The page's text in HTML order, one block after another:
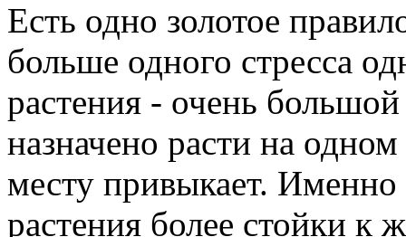
Есть одно золотое
больше одного стресса
растения - очень
назначено расти на
месту привыкает.
растения более стойки к